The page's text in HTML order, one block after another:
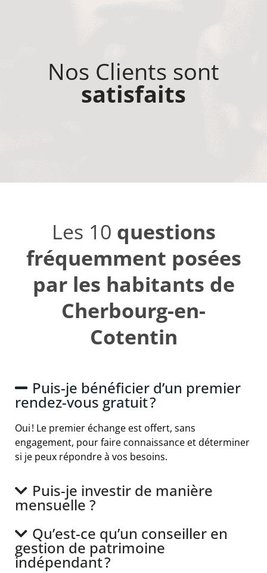
Nos Clients sont
satisfaits
Les 10 questions
fréquemment posées
par les habitants de
Cherbourg-en-
Cotentin
Puis-je bénéficier d’un premier
rendez-vous gratuit ?
Oui ! Le premier échange est offert, sans
engagement, pour faire connaissance et déterminer
si je peux répondre à vos besoins.
Puis-je investir de manière
mensuelle ?
Qu’est-ce qu’un conseiller en
gestion de patrimoine
indépendant ?